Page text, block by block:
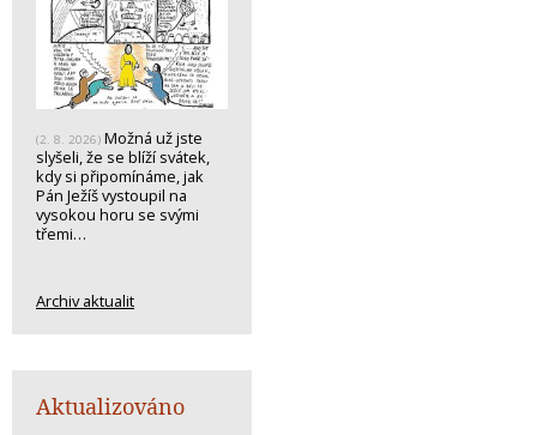
(2. 8. 2026) Možná už jste
slyšeli, že se blíží svátek,
kdy si připomínáme, jak
Pán Ježíš vystoupil na
vysokou horu se svými
třemi…
Archiv aktualit
Aktualizováno